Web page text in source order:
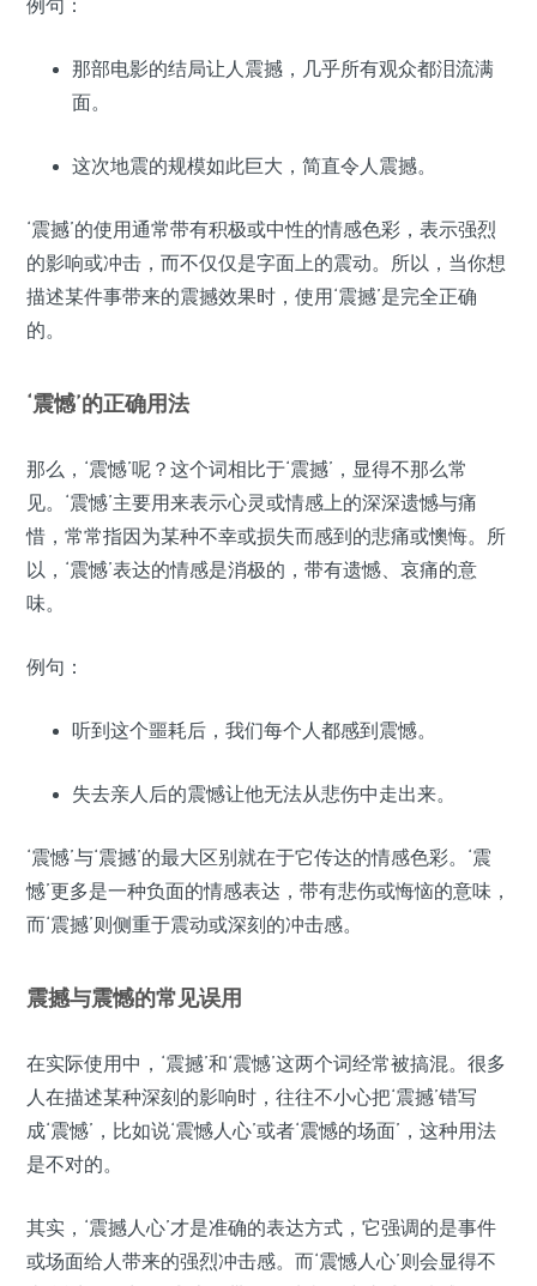
那部电影的结局让人震撼，几乎所有观众都泪流满
面。
这次地震的规模如此巨大，简直令人震撼。
‘震撼’的使用通常带有积极或中性的情感色彩，表示强烈
的影响或冲击，而不仅仅是字面上的震动。所以，当你想
描述某件事带来的震撼效果时，使用‘震撼’是完全正确
的。
‘震憾’的正确用法
那么，‘震憾’呢？这个词相比于‘震撼’，显得不那么常
见。‘震憾’主要用来表示心灵或情感上的深深遗憾与痛
惜，常常指因为某种不幸或损失而感到的悲痛或懊悔。所
以，‘震憾’表达的情感是消极的，带有遗憾、哀痛的意
味。
例句：
听到这个噩耗后，我们每个人都感到震憾。
失去亲人后的震憾让他无法从悲伤中走出来。
‘震憾’与‘震撼’的最大区别就在于它传达的情感色彩。‘震
憾’更多是一种负面的情感表达，带有悲伤或悔恼的意味，
而‘震撼’则侧重于震动或深刻的冲击感。
震撼与震憾的常见误用
在实际使用中，‘震撼’和‘震憾’这两个词经常被搞混。很多
人在描述某种深刻的影响时，往往不小心把‘震撼’错写
成‘震憾’，比如说‘震憾人心’或者‘震憾的场面’，这种用法
是不对的。
其实，‘震撼人心’才是准确的表达方式，它强调的是事件
或场面给人带来的强烈冲击感。而‘震憾人心’则会显得不